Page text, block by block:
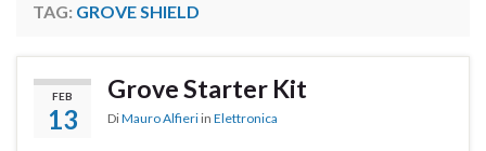
TAG: GROVE SHIELD
FEB
13
Grove Starter Kit
DiMauro Alfieri in Elettronica